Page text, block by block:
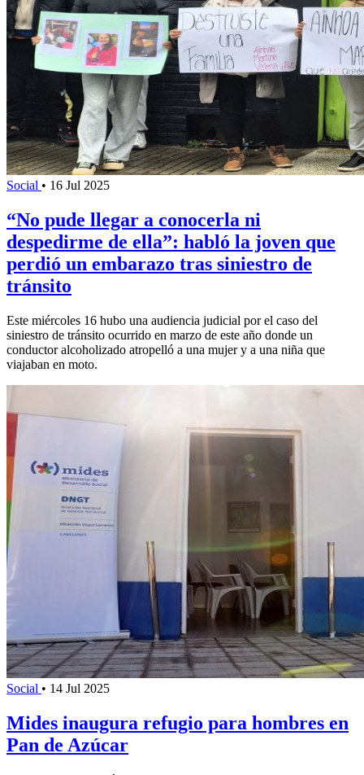
Social • 16 Jul 2025
“No pude llegar a conocerla ni
despedirme de ella”: habló la joven que
perdió un embarazo tras siniestro de
tránsito
Este miércoles 16 hubo una audiencia judicial por el caso del
siniestro de tránsito ocurrido en marzo de este año donde un
conductor alcoholizado atropelló a una mujer y a una niña que
viajaban en moto.
Social • 14 Jul 2025
Mides inaugura refugio para hombres en
Pan de Azúcar